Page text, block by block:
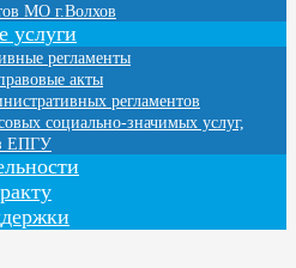
МО г.Волхов
услуги
регламенты
акты
регламентов
социально-значимых услуг,
ЕПГУ